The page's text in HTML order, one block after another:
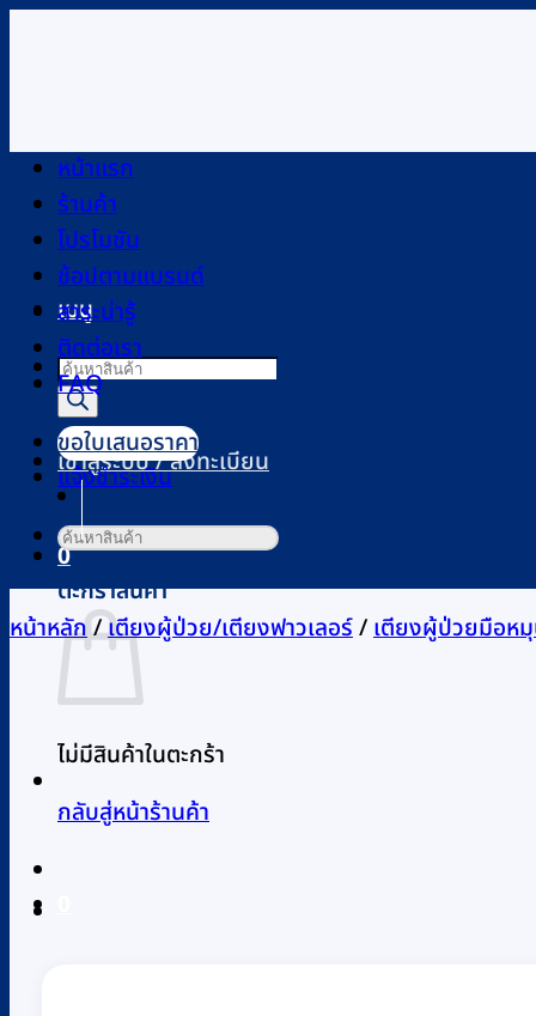
เมนู
Products
search
เข้าสู่ระบบ / ลงทะเบียน
0
ตะกร้าสินค้า
ไม่มีสินค้าในตะกร้า
กลับสู่หน้าร้านค้า
หน้าแรก
ร้านค้า
โปรโมชัน
ช้อปตามแบรนด์
สาระน่ารู้
ติดต่อเรา
FAQ
ขอใบเสนอราคา
แจ้งชำระเงิน
ค้นหา:
หน้าหลัก/เตียงผู้ป่วย/เตียงฟาวเลอร์/เตียงผู้ป่วยมือห